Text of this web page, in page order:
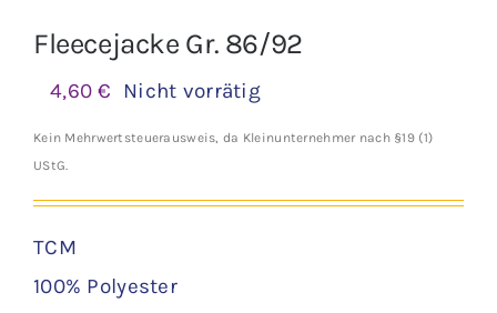
Fleecejacke Gr. 86/92
4,60€ Nicht vorrätig
Kein Mehrwertsteuerausweis, da Kleinunternehmer nach §19 (1)
UStG.
TCM
100% Polyester